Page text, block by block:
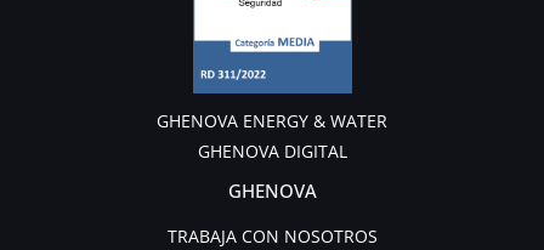
GHENOVA ENERGY & WATER
GHENOVA DIGITAL
GHENOVA
TRABAJA CON NOSOTROS